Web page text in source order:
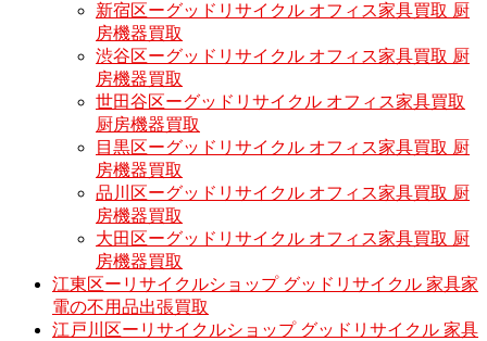
新宿区ーグッドリサイクル オフィス家具買取 厨
房機器買取
渋谷区ーグッドリサイクル オフィス家具買取 厨
房機器買取
世田谷区ーグッドリサイクル オフィス家具買取
厨房機器買取
目黒区ーグッドリサイクル オフィス家具買取 厨
房機器買取
品川区ーグッドリサイクル オフィス家具買取 厨
房機器買取
大田区ーグッドリサイクル オフィス家具買取 厨
房機器買取
江東区ーリサイクルショップ グッドリサイクル 家具家
電の不用品出張買取
江戸川区ーリサイクルショップ グッドリサイクル 家具